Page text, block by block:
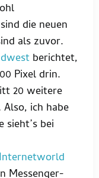
die neuen
als zuvor.
berichtet,
Pixel drin.
20 weitere
ich habe
sieht’s bei
Internetworld